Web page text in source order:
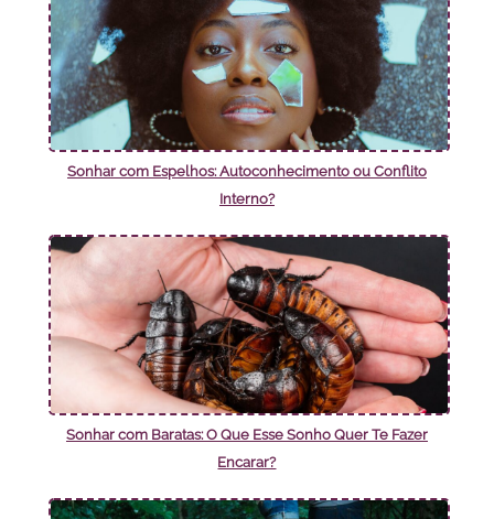
Sonhar com Espelhos: Autoconhecimento ou Conflito
Interno?
Sonhar com Baratas: O Que Esse Sonho Quer Te Fazer
Encarar?